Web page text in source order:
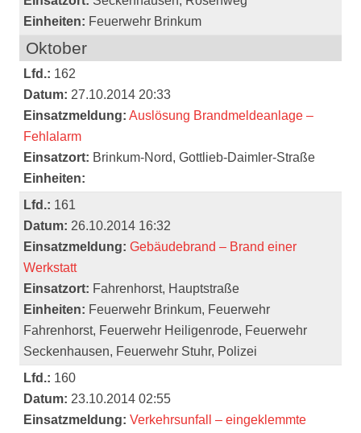
Einheiten: Feuerwehr Brinkum
Oktober
Lfd.: 162
Datum: 27.10.2014 20:33
Einsatzmeldung: Auslösung Brandmeldeanlage –
Fehlalarm
Einsatzort: Brinkum-Nord, Gottlieb-Daimler-Straße
Einheiten:
Lfd.: 161
Datum: 26.10.2014 16:32
Einsatzmeldung: Gebäudebrand – Brand einer
Werkstatt
Einsatzort: Fahrenhorst, Hauptstraße
Einheiten: Feuerwehr Brinkum, Feuerwehr
Fahrenhorst, Feuerwehr Heiligenrode, Feuerwehr
Seckenhausen, Feuerwehr Stuhr, Polizei
Lfd.: 160
Datum: 23.10.2014 02:55
Einsatzmeldung: Verkehrsunfall – eingeklemmte